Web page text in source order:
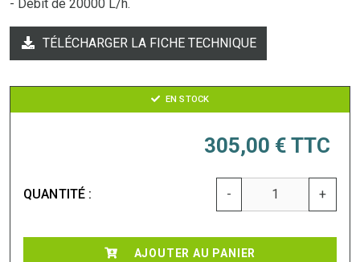
- Débit de 20000 L/h.
TÉLÉCHARGER LA FICHE TECHNIQUE
EN STOCK
305,00 € TTC
QUANTITÉ : - +
AJOUTER AU PANIER